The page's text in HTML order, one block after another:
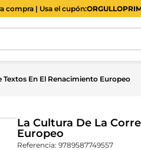
compra | Usa el cupón:
Textos En El Renacimiento Europeo
La Cultura De La
Europeo
Referencia: 9789587749557